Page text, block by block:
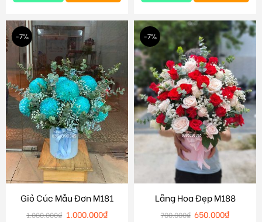
-7%
Giỏ Cúc Mẫu Đơn M181
1.080.000₫ 1.000.000₫
-7%
Lẵng Hoa Đẹp M188
700.000₫ 650.000₫